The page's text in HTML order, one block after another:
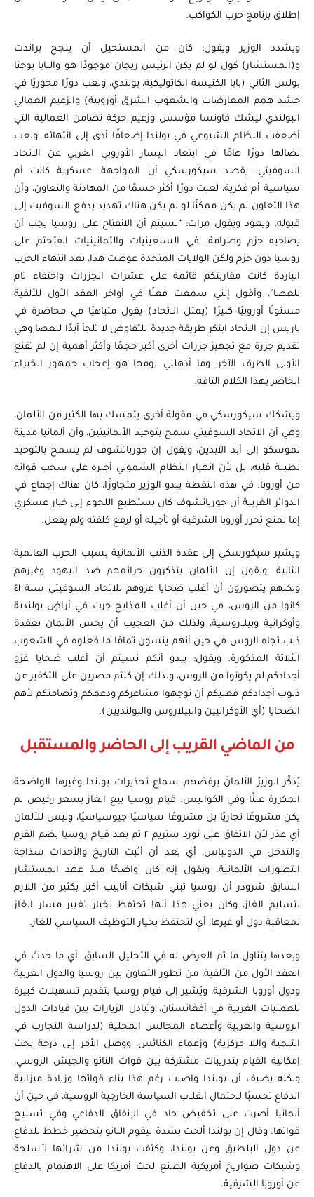
إطلاق برنامج حرب الكواكب.
ويشدد الوزير ويقول: كان من المستحيل أن ينجح براندت
و(المستشار) كول لو لم يكن الرئيس ريجان موجودًا هو والبابا يوحنا
بولس الثاني (بابا الكنيسة الكاثوليكية، بولندي، ولعب دورًا محوريًا في
حشد همم المعارضات والشعوب الشرق أوروبية) والزعيم العمالي
البولندي ليشك فاونسا مؤسس وزعيم حركة تضامن العمالية التي
أضعفت النظام الشيوعي في بولندا إضعافًا أدى إلى انتهائه، ولعب
نضالها دورًا هامًا في ابتعاد اليسار الأوروبي الغربي عن الاتحاد
السوفيتي. يقصد سيكورسكي أن المواجهة، عسكرية كانت أم
سياسية أم فكرية، لعبت دورًا أكثر حسمًا من المهادنة والتعاون، وأن
هذا التعاون لم يكن ممكنًا لو لم يكن هناك تهديد يدفع السوفيت إلى
قبوله. ويعود ويقول مرات: “نسيتم أن الانفتاح على روسيا يجب أن
يصاحبه حزم وصرامة. في السبعينيات والثمانينيات انفتحتم على
روسيا دون حزم ولكن الولايات المتحدة عوضت هذا، بعد انتهاء الحرب
الباردة كانت مقاربتكم قائمة على عشرات الجزرات واختفاء تام
للعصا”، وأقول إنني سمعت فعلًا في أواخر العقد الأول للألفية
مسئولًا أوروبيًا كبيرًا (يمثل الاتحاد) يقول متباهيًا في محاضرة في
باريس إن الاتحاد ابتكر طريقة جديدة للتفاوض لا تلجأ أبدًا للعصا وهي
تقديم جزرة مع تجهيز جزرات أخرى أكبر حجمًا وأكثر أهمية إن لم تقنع
الأولى الطرف الآخر، وما أذهلني يومها هو إعجاب جمهور الخبراء
الحاضر بهذا الكلام التافه.
ويشكك سيكورسكي في مقولة أخرى يتمسك بها الكثير من الألمان،
وهي أن الاتحاد السوفيتي سمح بتوحيد الألمانيتين، وأن ألمانيا مدينة
لموسكو إلى أبد الآبدين، ويقول إن جورباتشوف لم يسمح بالتوحيد
لطيبة قلبه، بل لأن انهيار النظام الشمولي أجبره على سحب قواته
من أوروبا. في هذه النقطة يبدو الوزير متجاوزًا، كان هناك إجماع في
الدوائر الغربية أن جورباتشوف كان يستطيع اللجوء إلى خيار عسكري
إما لمنع تحرر أوروبا الشرقية أو تأجيله أو لرفع كلفته ولم يفعل.
ويشير سيكورسكي إلى عقدة الذنب الألمانية بسبب الحرب العالمية
الثانية، ويقول إن الألمان يتذكرون جرائمهم ضد اليهود وغيرهم
ولكنهم يتصورون أن أغلب ضحايا غزوهم للاتحاد السوفيتي سنة ٤١
كانوا من الروس، في حين أن أغلب المذابح جرت في أراضٍ بولندية
وأوكرانية وبيلاروسية، ولذلك من العجيب أن يحس الألمان بعقدة
ذنب تجاه الروس في حين أنهم ينسون تمامًا ما فعلوه في الشعوب
الثلاثة المذكورة. ويقول: يبدو أنكم نسيتم أن أغلب ضحايا غزو
أجدادكم لم يكونوا من الروس، ولذلك إن كنتم مصرين على التكفير عن
ذنوب أجدادكم فعليكم أن توجهوا مشاعركم ودعمكم وتضامنكم لأهم
الضحايا (أي الأوكرانيين والبيلاروس والبولنديين).
من الماضي القريب إلى الحاضر والمستقبل
يُذكّر الوزيرُ الألمانَ برفضهم سماع تحذيرات بولندا وغيرها الواضحة
المكررة علنًا وفي الكواليس. قيام روسيا بيع الغاز بسعر رخيص لم
يكن مشروعًا تجاريًا بل مشروعًا سياسيًا جيوسياسيًا، وليس للألمان
أي عذر لأن الاتفاق على نورد ستريم ٢ تم بعد قيام روسيا بضم القرم
والتدخل في الدونباس، أي بعد أن أثبت التاريخ والأحداث سذاجة
التصورات الألمانية. ويقول إنه كان واضحًا منذ عهد المستشار
السابق شرودر أن روسيا تبني شبكات أنابيب أكبر بكثير من اللازم
لتسليم الغاز، وكان يعني هذا أنها تحتفظ بخيار تغيير مسار الغاز
لمعاقبة دول أو غيرها، أي لتحتفظ بخيار التوظيف السياسي للغاز.
وبعدها يتناول ما تم العرض له في التحليل السابق، أي ما حدث في
العقد الأول من الألفية، من تطور التعاون بين روسيا والدول الغربية
ودول أوروبا الشرقية، ويُشير إلى قيام روسيا بتقديم تسهيلات كبيرة
للعمليات الغربية في أفغانستان، وتبادل الزيارات بين قيادات الدول
الروسية والغربية وأعضاء المجالس المحلية (لدراسة التجارب في
التنمية واللا مركزية) وزعماء الكنائس، ووصل الأمر إلى درجة بحث
إمكانية القيام بتدريبات مشتركة بين قوات الناتو والجيش الروسي،
ولكنه يضيف أن بولندا واصلت رغم هذا بناء قواتها وزيادة ميزانية
الدفاع تحسبًا لاحتمال انقلاب السياسة الخارجية الروسية، في حين أن
ألمانيا أصرت على تخفيض حاد في الإنفاق الدفاعي وفي تسليح
قواتها. وقال إن بولندا ألحت بشدة ليقوم الناتو بتحضير خطط للدفاع
عن دول البلطيق وعن بولندا، وكثفت بولندا من شرائها لأسلحة
وشبكات صواريخ أمريكية الصنع لحث أمريكا على الاهتمام بالدفاع
عن أوروبا الشرقية.